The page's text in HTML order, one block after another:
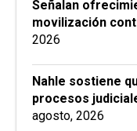
Señalan
movilización
2026
Nahle sostiene
procesos
agosto, 2026